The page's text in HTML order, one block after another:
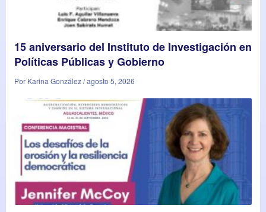
15 aniversario del Instituto de Investigación en
Políticas Públicas y Gobierno
Por Karina González / agosto 5, 2026